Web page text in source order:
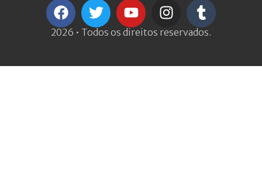
2026 • Todos os direitos reservados.